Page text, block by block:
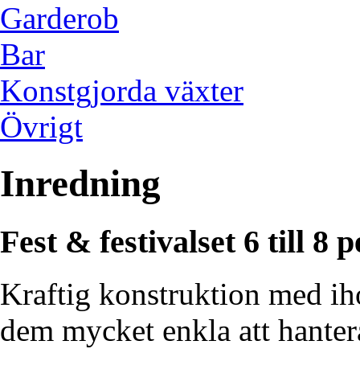
Garderob
Bar
Konstgjorda växter
Övrigt
Inredning
Fest & festivalset 6 till 8
Kraftig konstruktion med
dem mycket enkla att